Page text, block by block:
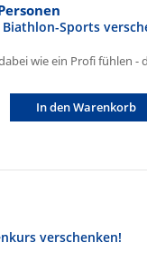
Sports
wie ein Profi fühlen -
In den Warenkorb
verschenken!